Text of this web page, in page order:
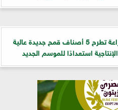
الزراعة تطرح 5 أصناف قمح جديدة عالية
الإنتاجية استعدادًا للموسم الجديد